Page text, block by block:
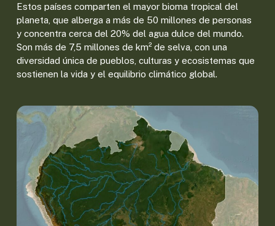
Estos países comparten el mayor bioma tropical del
planeta, que alberga a más de 50 millones de personas
y concentra cerca del 20% del agua dulce del mundo.
Son más de 7,5 millones de km² de selva, con una
diversidad única de pueblos, culturas y ecosistemas que
sostienen la vida y el equilibrio climático global.